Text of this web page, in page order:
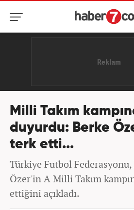
Milli Takım
duyurdu: Berke
terk etti...
Türkiye Futbol
Özer'in A Milli Takım
ettiğini açıkladı.